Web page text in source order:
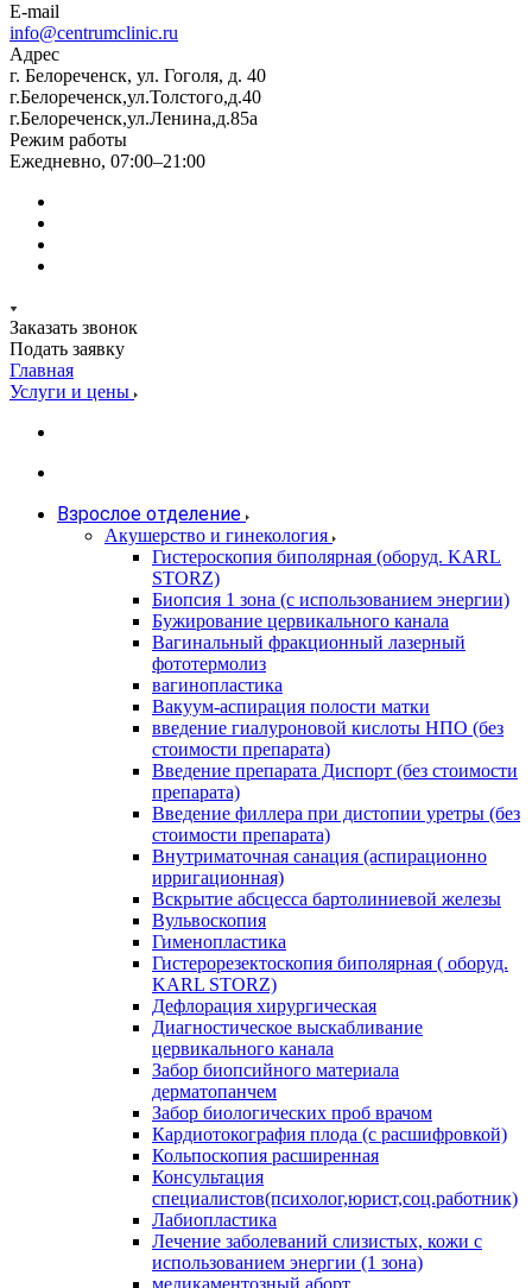
E-mail
info@centrumclinic.ru
Адрес
г. Белореченск, ул. Гоголя, д. 40
г.Белореченск,ул.Толстого,д.40
г.Белореченск,ул.Ленина,д.85а
Режим работы
Ежедневно, 07:00–21:00
Заказать звонок
Подать заявку
Главная
Услуги и цены
Взрослое отделение
Акушерство и гинекология
Гистероскопия биполярная (оборуд. KARL
STORZ)
Биопсия 1 зона (с использованием энергии)
Бужирование цервикального канала
Вагинальный фракционный лазерный
фототермолиз
вагинопластика
Вакуум-аспирация полости матки
введение гиалуроновой кислоты НПО (без
стоимости препарата)
Введение препарата Диспорт (без стоимости
препарата)
Введение филлера при дистопии уретры (без
стоимости препарата)
Внутриматочная санация (аспирационно
ирригационная)
Вскрытие абсцесса бартолиниевой железы
Вульвоскопия
Гименопластика
Гистерорезектоскопия биполярная ( оборуд.
KARL STORZ)
Дефлорация хирургическая
Диагностическое выскабливание
цервикального канала
Забор биопсийного материала
дерматопанчем
Забор биологических проб врачом
Кардиотокография плода (с расшифровкой)
Кольпоскопия расширенная
Консультация
специалистов(психолог,юрист,соц.работник)
Лабиопластика
Лечение заболеваний слизистых, кожи с
использованием энергии (1 зона)
медикаментозный аборт